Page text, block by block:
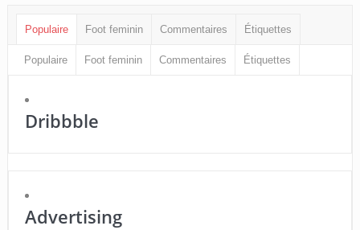
Populaire Foot feminin Commentaires Étiquettes
Populaire Foot feminin Commentaires Étiquettes
Dribbble
Advertising